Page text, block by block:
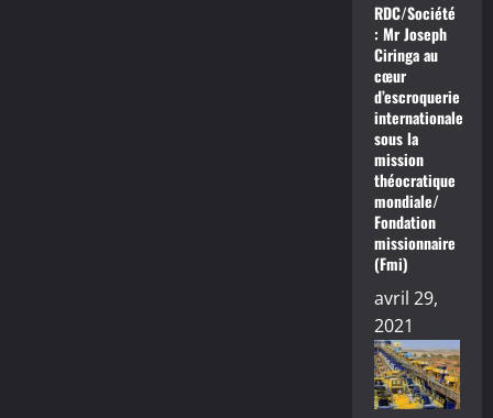
RDC/Société
: Mr Joseph
Ciringa au
cœur
d’escroquerie
internationale
sous la
mission
théocratique
mondiale/
Fondation
missionnaire
(Fmi)
avril 29,
2021